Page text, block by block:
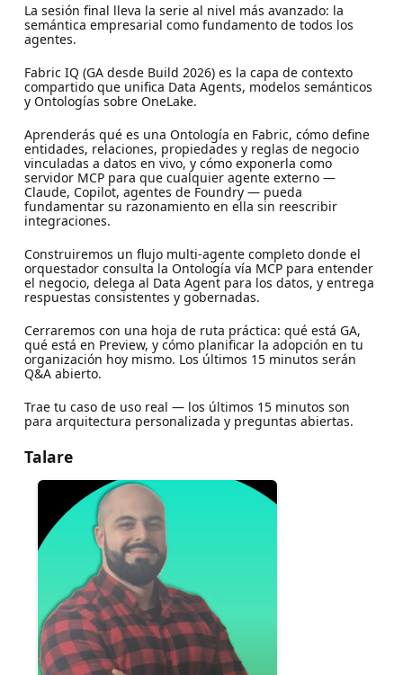
La sesión final lleva la serie al nivel más avanzado: la
semántica empresarial como fundamento de todos los
agentes.
Fabric IQ (GA desde Build 2026) es la capa de contexto
compartido que unifica Data Agents, modelos semánticos
y Ontologías sobre OneLake.
Aprenderás qué es una Ontología en Fabric, cómo define
entidades, relaciones, propiedades y reglas de negocio
vinculadas a datos en vivo, y cómo exponerla como
servidor MCP para que cualquier agente externo —
Claude, Copilot, agentes de Foundry — pueda
fundamentar su razonamiento en ella sin reescribir
integraciones.
Construiremos un flujo multi-agente completo donde el
orquestador consulta la Ontología vía MCP para entender
el negocio, delega al Data Agent para los datos, y entrega
respuestas consistentes y gobernadas.
Cerraremos con una hoja de ruta práctica: qué está GA,
qué está en Preview, y cómo planificar la adopción en tu
organización hoy mismo. Los últimos 15 minutos serán
Q&A abierto.
Trae tu caso de uso real — los últimos 15 minutos son
para arquitectura personalizada y preguntas abiertas.
Talare